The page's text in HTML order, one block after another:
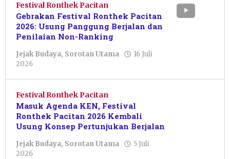
Festival Ronthek Pacitan
Gebrakan Festival Ronthek Pacitan
2026: Usung Panggung Berjalan dan
Penilaian Non-Ranking
Jejak Budaya, Sorotan Utama
16 Juli
2026
Shalahuddin
Festival Ronthek Pacitan
Masuk Agenda KEN, Festival
Ronthek Pacitan 2026 Kembali
Usung Konsep Pertunjukan Berjalan
Jejak Budaya, Sorotan Utama
5 Juli
2026